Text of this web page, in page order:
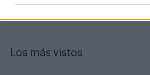
Los más vistos